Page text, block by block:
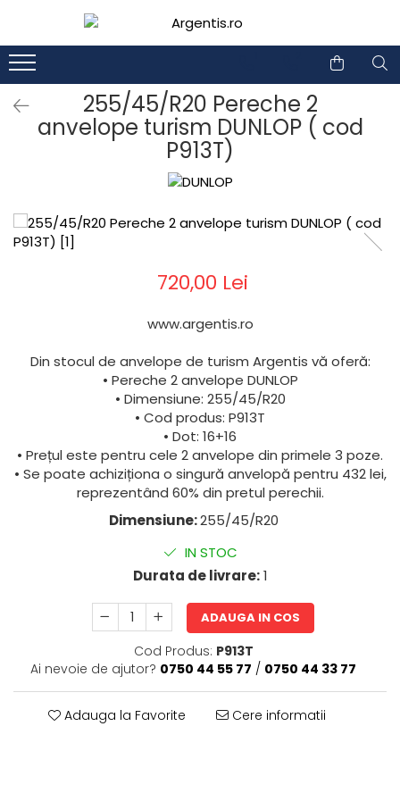
255/45/R20 Pereche 2
anvelope turism DUNLOP ( cod
P913T)
720,00 Lei
www.argentis.ro
Din stocul de anvelope de turism Argentis vă oferă:
• Pereche 2 anvelope DUNLOP
• Dimensiune: 255/45/R20
• Cod produs: P913T
• Dot: 16+16
• Prețul este pentru cele 2 anvelope din primele 3 poze.
• Se poate achiziționa o singură anvelopă pentru 432 lei,
reprezentând 60% din pretul perechii.
Dimensiune:255/45/R20
IN STOC
Durata de livrare:1
ADAUGA IN COS
Cod Produs: P913T
Ai nevoie de ajutor? 0750 44 55 77 / 0750 44 33 77
Adauga la Favorite Cere informatii